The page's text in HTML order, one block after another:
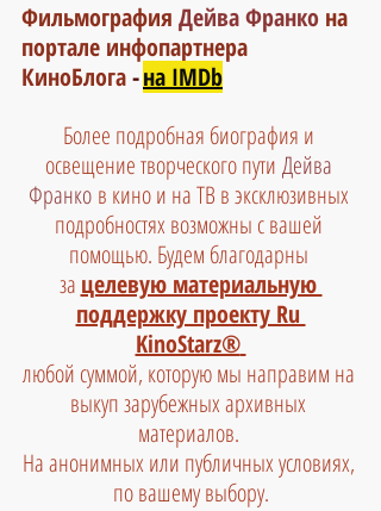
Фильмография Дейва Франко на
портале инфопартнера
КиноБлога -на IMDb
Более подробная биография и
освещение творческого пути Дейва
Франко в кино и на ТВ в эксклюзивных
подробностях возможны с вашей
помощью. Будем благодарны
за целевую материальную
поддержку проекту Ru
KinoStarz®
любой суммой, которую мы направим на
выкуп зарубежных архивных
материалов.
На анонимных или публичных условиях,
по вашему выбору.